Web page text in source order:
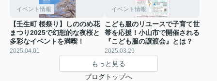
イベント情報
【壬生町 桜祭り】しののめ花
まつり2025で幻想的な夜桜と
多彩なイベントを満喫！
2025.04.01
イベント情報
こども服のリユースで子育て世
帯を応援！小山市で開催される
『こども服の譲渡会』とは？
2025.03.29
もっと見る
ブログトップへ